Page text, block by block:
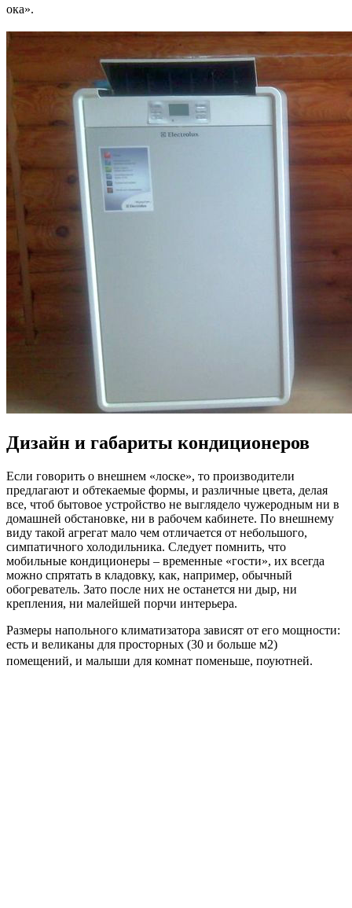
ока».
Дизайн и габариты кондиционеров
Если говорить о внешнем «лоске», то производители
предлагают и обтекаемые формы, и различные цвета, делая
все, чтоб бытовое устройство не выглядело чужеродным ни в
домашней обстановке, ни в рабочем кабинете. По внешнему
виду такой агрегат мало чем отличается от небольшого,
симпатичного холодильника. Следует помнить, что
мобильные кондиционеры – временные «гости», их всегда
можно спрятать в кладовку, как, например, обычный
обогреватель. Зато после них не останется ни дыр, ни
крепления, ни малейшей порчи интерьера.
Размеры напольного климатизатора зависят от его мощности:
есть и великаны для просторных (30 и больше м2)
помещений, и малыши для комнат поменьше, поуютней.